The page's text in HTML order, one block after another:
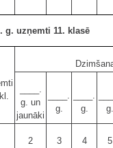
g. uzņemti 11. klasē
____.
g. un
jaunāki
____.
g.
____.
g.
g.
2 3 4 5